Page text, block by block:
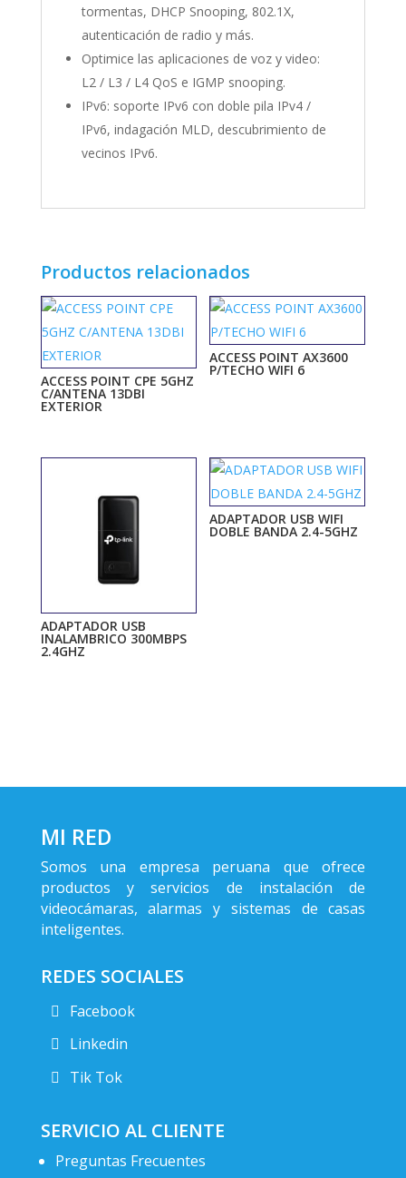
tormentas, DHCP Snooping, 802.1X,
autenticación de radio y más.
Optimice las aplicaciones de voz y video:
L2 / L3 / L4 QoS e IGMP snooping.
IPv6: soporte IPv6 con doble pila IPv4 /
IPv6, indagación MLD, descubrimiento de
vecinos IPv6.
Productos relacionados
ACCESS POINT CPE 5GHZ
C/ANTENA 13DBI
EXTERIOR
ACCESS POINT AX3600
P/TECHO WIFI 6
ADAPTADOR USB
INALAMBRICO 300MBPS
2.4GHZ
ADAPTADOR USB WIFI
DOBLE BANDA 2.4-5GHZ
MI RED
Somos una empresa peruana que ofrece
productos y servicios de instalación de
videocámaras, alarmas y sistemas de casas
inteligentes.
REDES SOCIALES
Facebook
Linkedin
Tik Tok
SERVICIO AL CLIENTE
Preguntas Frecuentes